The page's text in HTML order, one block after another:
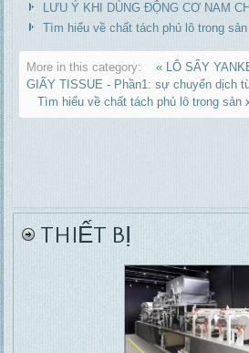
LƯU Ý KHI DÙNG ĐỘNG CƠ NAM
Tìm hiểu về chất tách phủ lô trong
More in this category:
« LÔ SẤY
GIẤY TISSUE - Phần1: sự chuyển dịch
Tìm hiểu về chất tách phủ lô trong sản
THIẾT BỊ